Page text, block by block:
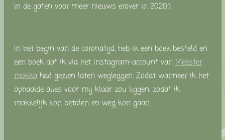
in de gaten voor meer nieuws erover in 2020.)
In het begin van de coronatijd, heb ik een boek besteld en
een boek dat ik via het Instagram-account van Meester
mokka had gezien laten wegleggen. Zodat wanneer ik het
ophaalde alles voor mij klaar zou liggen, zodat ik
makkelijk kon betalen en weg kon gaan.